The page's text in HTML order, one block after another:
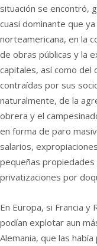
situación se encontró,
cuasi dominante que
norteamericana, en la
de obras públicas y la
capitales, así como del
contraídas por sus
naturalmente, de la
obrera y el
en forma de paro
salarios,
pequeñas propiedades
privatizaciones por
En Europa, si Francia y
podían explotar aun
Alemania, que las